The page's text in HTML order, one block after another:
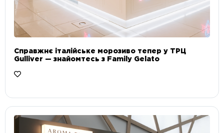
Справжнє італійське морозиво тепер у ТРЦ
Gulliver — знайомтесь з Family Gelato